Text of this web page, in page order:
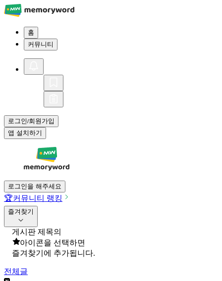
홈
커뮤니티
로그인/회원가입
앱 설치하기
로그인을 해주세요
🏆커뮤니티 랭킹
즐겨찾기
게시판 제목의
아이콘을 선택하면
즐겨찾기에 추가됩니다.
전체글